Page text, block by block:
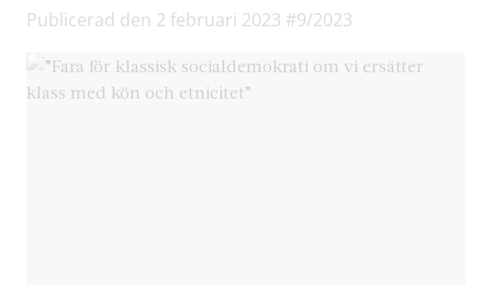
Publicerad den 2 februari 2023 #9/2023